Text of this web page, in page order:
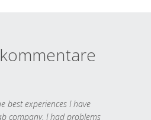
best experiences I have
company. I had problems